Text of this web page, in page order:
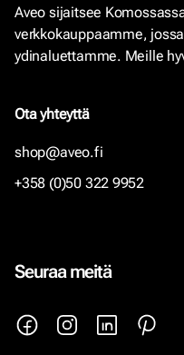
Aveo sijaitsee
verkkokauppaamme,
ydinaluettamme. Meille
Ota yhteyttä
shop@aveo.fi
+358 (0)50 322 9952
Seuraa meitä